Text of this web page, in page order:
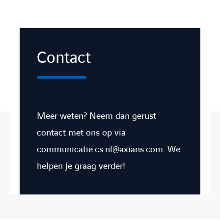
Contact
Meer weten? Neem dan gerust
contact met ons op via
communicatie.cs.nl@axians.com. We
helpen je graag verder!